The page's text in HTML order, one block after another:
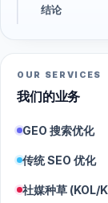
结论
OUR SERVICES
我们的业务
GEO 搜索优化
传统 SEO 优化
社媒种草 (KOL/